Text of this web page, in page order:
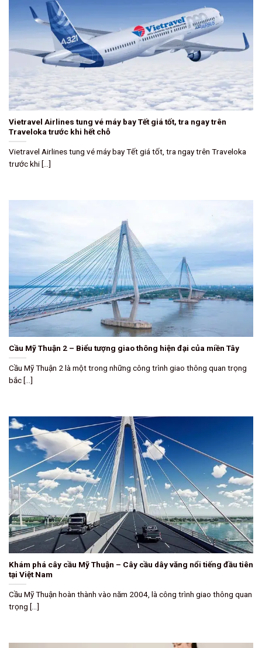
Vietravel Airlines tung vé máy bay Tết giá tốt, tra ngay trên
Traveloka trước khi hết chỗ
Vietravel Airlines tung vé máy bay Tết giá tốt, tra ngay trên Traveloka
trước khi [...]
Cầu Mỹ Thuận 2 – Biểu tượng giao thông hiện đại của miền Tây
Cầu Mỹ Thuận 2 là một trong những công trình giao thông quan trọng
bắc [...]
Khám phá cây cầu Mỹ Thuận – Cây cầu dây văng nổi tiếng đầu tiên
tại Việt Nam
Cầu Mỹ Thuận hoàn thành vào năm 2004, là công trình giao thông quan
trọng [...]